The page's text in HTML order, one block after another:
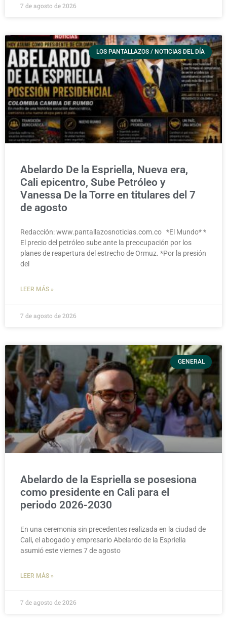
7 de agosto de 2026
LOS PANTALLAZOS / NOTICIAS DEL DÍA
Abelardo De la Espriella, Nueva era,
Cali epicentro, Sube Petróleo y
Vanessa De la Torre en titulares del 7
de agosto
Redacción: www.pantallazosnoticias.com.co *El Mundo* *
El precio del petróleo sube ante la preocupación por los
planes de reapertura del estrecho de Ormuz. *Por la presión
del
LEER MÁS »
7 de agosto de 2026
GENERAL
Abelardo de la Espriella se posesiona
como presidente en Cali para el
periodo 2026-2030
En una ceremonia sin precedentes realizada en la ciudad de
Cali, el abogado y empresario Abelardo de la Espriella
asumió este viernes 7 de agosto
LEER MÁS »
7 de agosto de 2026